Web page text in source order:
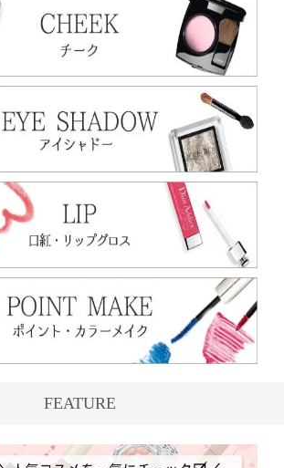
FEATURE